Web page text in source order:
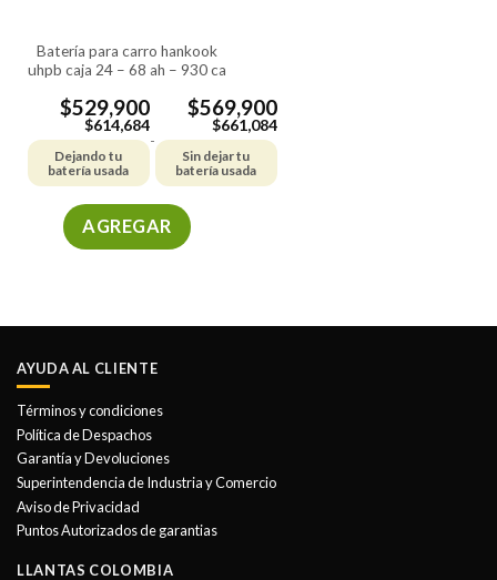
página
de
producto
batería para carro hankook
uhpb caja 24 – 68 ah – 930 ca
$529,900
$614,684
Dejando tu
batería usada
-
$569,900
$661,084
Sin dejar tu
batería usada
AGREGAR
múltiples
Las
pueden
elegir
en
la
página
de
AYUDA AL CLIENTE
Términos y condiciones
Política de Despachos
Garantía y Devoluciones
Superintendencia de Industria y Comercio
Aviso de Privacidad
Puntos Autorizados de garantias
LLANTAS COLOMBIA